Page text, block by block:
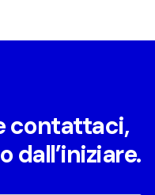
contattaci,
dall’iniziare.